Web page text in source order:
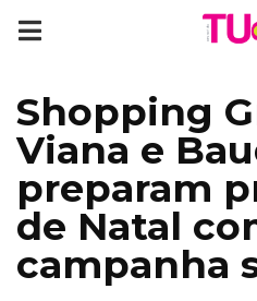
Shopping
Viana e
preparam
de Natal
campanha